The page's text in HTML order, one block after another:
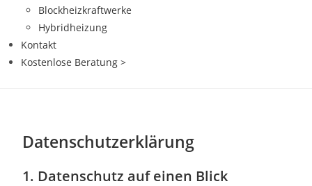
Blockheizkraftwerke
Hybridheizung
Kontakt
Kostenlose Beratung >
Datenschutz­erklärung
1. Datenschutz auf einen Blick